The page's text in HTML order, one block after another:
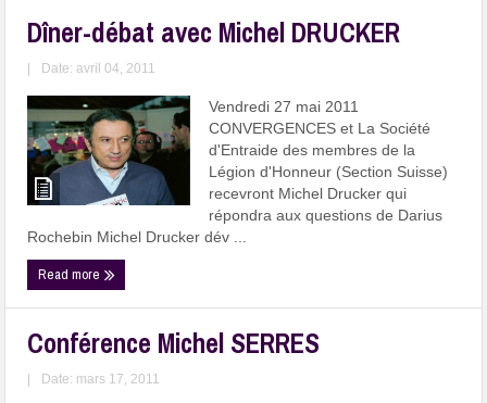
Dîner-débat avec Michel DRUCKER
Date: avril 04, 2011
Vendredi 27 mai 2011
CONVERGENCES et La Société
d'Entraide des membres de la
Légion d'Honneur (Section Suisse)
recevront Michel Drucker qui
répondra aux questions de Darius
Rochebin Michel Drucker dév ...
Read more
Conférence Michel SERRES
Date: mars 17, 2011